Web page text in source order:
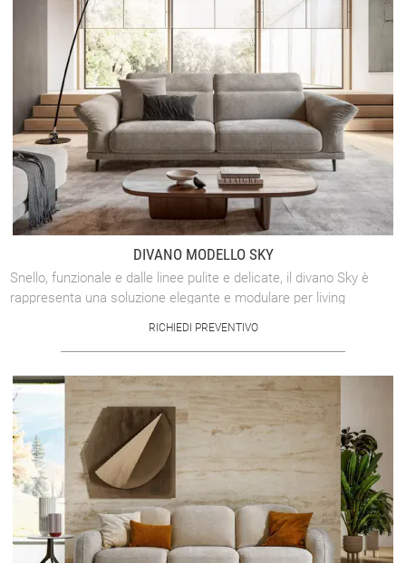
DIVANO MODELLO SKY
Snello, funzionale e dalle linee pulite e delicate, il divano Sky è
rappresenta una soluzione elegante e modulare per living
RICHIEDI PREVENTIVO